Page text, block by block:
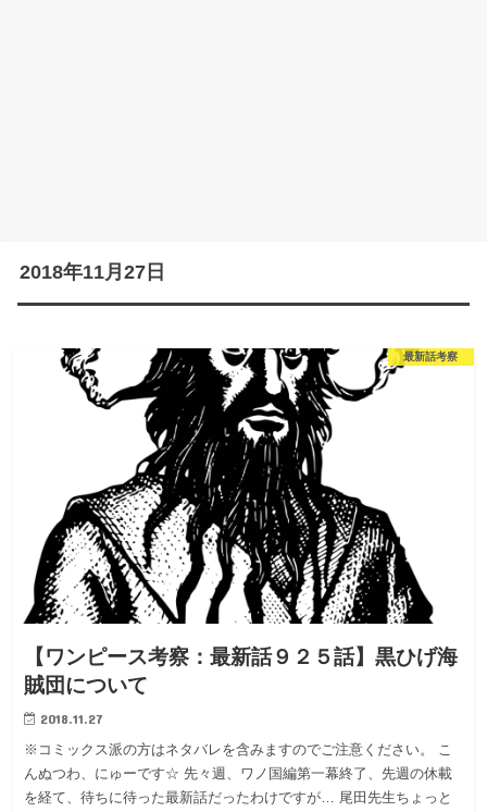
2018年11月27日
最新話考察
【ワンピース考察：最新話９２５話】黒ひげ海
賊団について
2018.11.27
※コミックス派の方はネタバレを含みますのでご注意ください。 こ
んぬつわ、にゅーです☆ 先々週、ワノ国編第一幕終了、先週の休載
を経て、待ちに待った最新話だったわけですが… 尾田先生ちょっと